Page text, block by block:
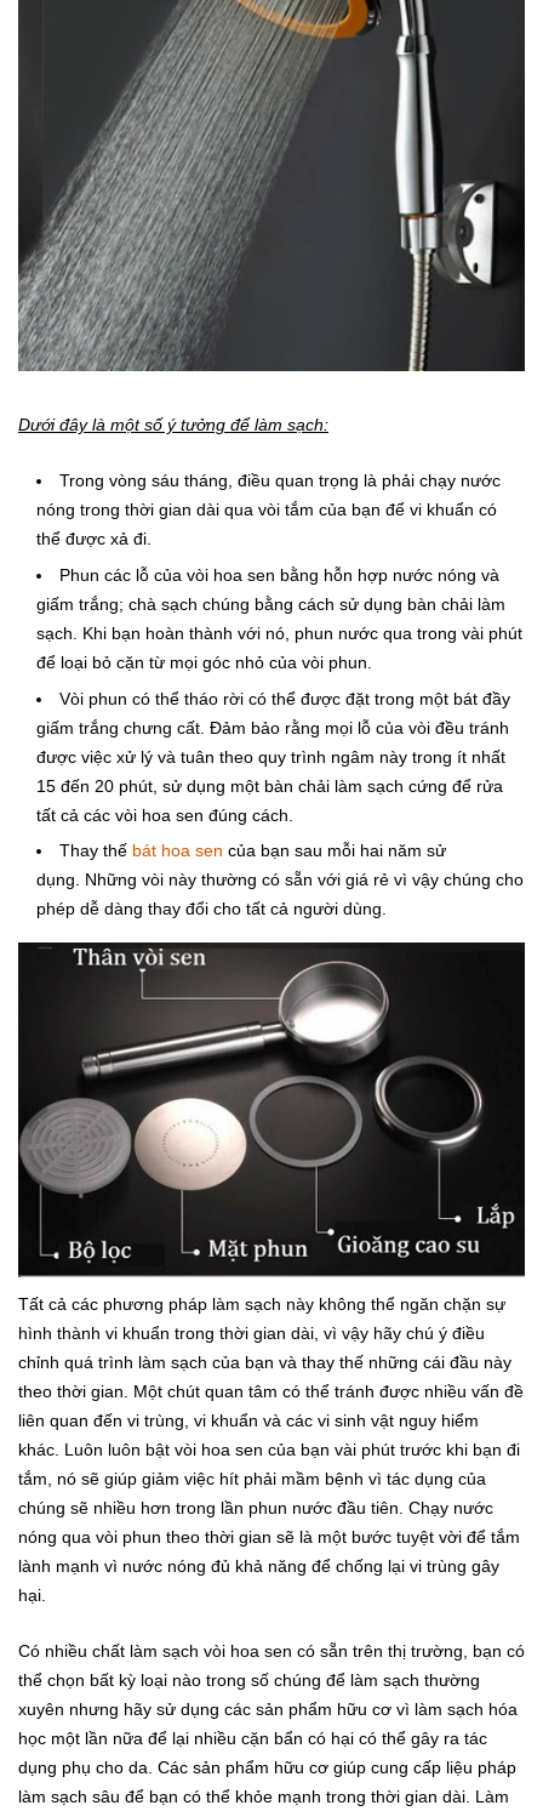
Dưới đây là một số ý tưởng để làm sạch:
Trong vòng sáu tháng, điều quan trọng là phải chạy nước
nóng trong thời gian dài qua vòi tắm của bạn để vi khuẩn có
thể được xả đi.
Phun các lỗ của vòi hoa sen bằng hỗn hợp nước nóng và
giấm trắng; chà sạch chúng bằng cách sử dụng bàn chải làm
sạch. Khi bạn hoàn thành với nó, phun nước qua trong vài phút
để loại bỏ cặn từ mọi góc nhỏ của vòi phun.
Vòi phun có thể tháo rời có thể được đặt trong một bát đầy
giấm trắng chưng cất. Đảm bảo rằng mọi lỗ của vòi đều tránh
được việc xử lý và tuân theo quy trình ngâm này trong ít nhất
15 đến 20 phút, sử dụng một bàn chải làm sạch cứng để rửa
tất cả các vòi hoa sen đúng cách.
Thay thế bát hoa sen của bạn sau mỗi hai năm sử
dụng. Những vòi này thường có sẵn với giá rẻ vì vậy chúng cho
phép dễ dàng thay đổi cho tất cả người dùng.
Tất cả các phương pháp làm sạch này không thể ngăn chặn sự
hình thành vi khuẩn trong thời gian dài, vì vậy hãy chú ý điều
chỉnh quá trình làm sạch của bạn và thay thế những cái đầu này
theo thời gian. Một chút quan tâm có thể tránh được nhiều vấn đề
liên quan đến vi trùng, vi khuẩn và các vi sinh vật nguy hiểm
khác. Luôn luôn bật vòi hoa sen của bạn vài phút trước khi bạn đi
tắm, nó sẽ giúp giảm việc hít phải mầm bệnh vì tác dụng của
chúng sẽ nhiều hơn trong lần phun nước đầu tiên. Chạy nước
nóng qua vòi phun theo thời gian sẽ là một bước tuyệt vời để tắm
lành mạnh vì nước nóng đủ khả năng để chống lại vi trùng gây
hại.
Có nhiều chất làm sạch vòi hoa sen có sẵn trên thị trường, bạn có
thể chọn bất kỳ loại nào trong số chúng để làm sạch thường
xuyên nhưng hãy sử dụng các sản phẩm hữu cơ vì làm sạch hóa
học một lần nữa để lại nhiều cặn bẩn có hại có thể gây ra tác
dụng phụ cho da. Các sản phẩm hữu cơ giúp cung cấp liệu pháp
làm sạch sâu để bạn có thể khỏe mạnh trong thời gian dài. Làm